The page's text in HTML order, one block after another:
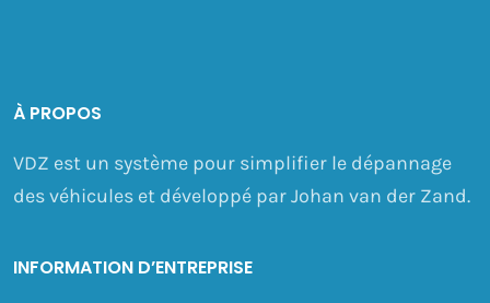
À PROPOS
VDZ est un système pour simplifier le dépannage
des véhicules et développé par Johan van der Zand.
INFORMATION D’ENTREPRISE